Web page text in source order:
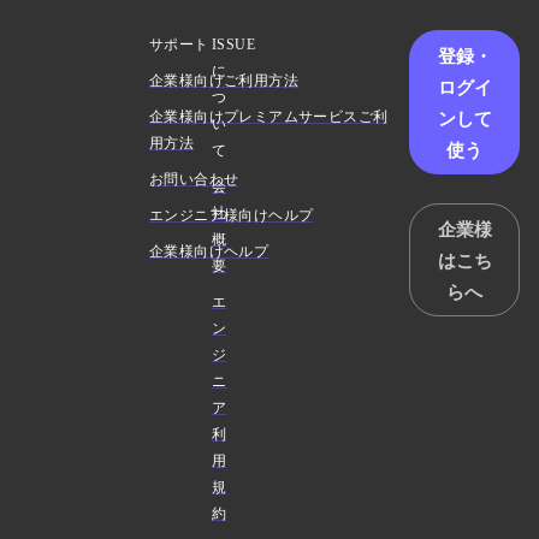
ISSUE
に
つ
い
て
会
社
概
要
エ
ン
ジ
ニ
ア
利
用
規
約
サポート
企業様向けご利用方法
企業様向けプレミアムサービスご利
用方法
お問い合わせ
エンジニア様向けヘルプ
企業様向けヘルプ
登録・
ログイ
ンして
使う
企業様
はこち
らへ